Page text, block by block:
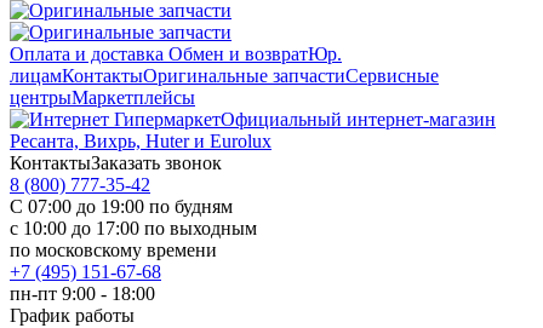
Оплата и доставка Обмен и возвратЮр.
лицамКонтактыОригинальные запчастиСервисные
центрыМаркетплейсы
Официальный интернет-магазин
Ресанта, Вихрь, Huter и Eurolux
КонтактыЗаказать звонок
8 (800) 777-35-42
С 07:00 до 19:00 по будням
с 10:00 до 17:00 по выходным
по московскому времени
+7 (495) 151-67-68
пн-пт 9:00 - 18:00
График работы